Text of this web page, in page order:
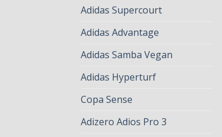
Adidas Supercourt
Adidas Advantage
Adidas Samba Vegan
Adidas Hyperturf
Copa Sense
Adizero Adios Pro 3